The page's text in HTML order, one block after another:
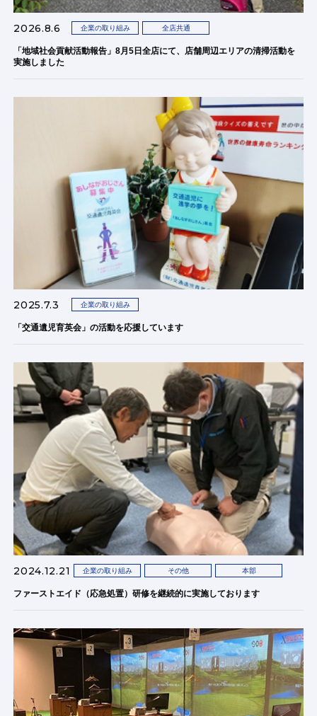
2026.8.6 企業の取り組み 全店共通
「地域社会貢献活動報告」8月5日全店にて、店舗周辺エリアの清掃活動を
実施しました
2025.7.3 企業の取り組み
「交通遺児育英会」の活動を応援しています
2024.12.21 企業の取り組み その他 本部
ファーストエイド（応急処置）研修を継続的に実施しております